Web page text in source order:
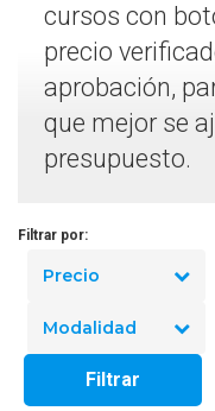
cursos con
precio
aprobación,
que mejor se
presupuesto.
Filtrar por:
Precio
Modalidad
Filtrar